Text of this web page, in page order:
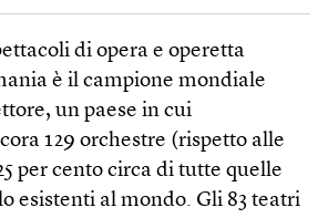
di opera e operetta
è il campione mondiale
un paese in cui
129 orchestre (rispetto alle
per cento circa di tutte quelle
esistenti al mondo. Gli 83 teatri